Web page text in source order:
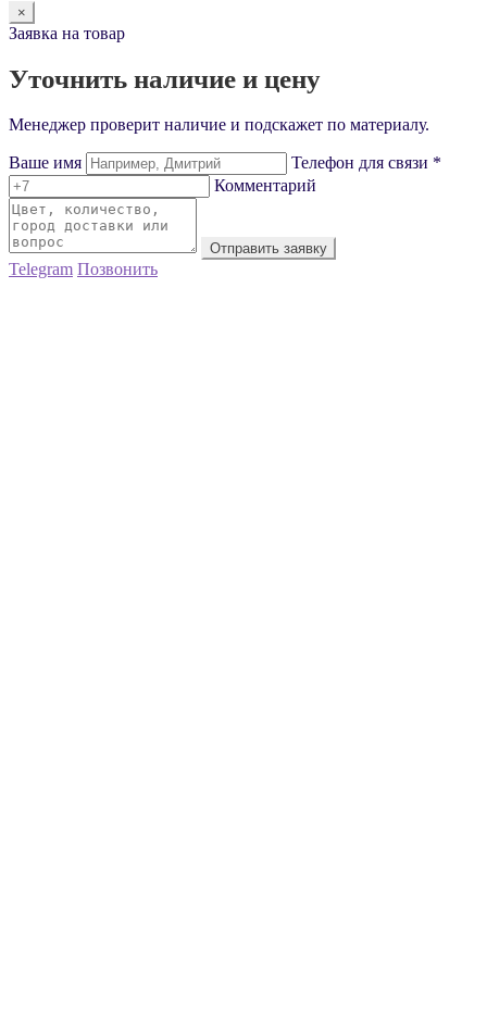
×
Заявка на товар
Уточнить наличие и цену
Менеджер проверит наличие и подскажет по материалу.
Ваше имя
Телефон для связи *
Комментарий
Отправить заявку
Telegram Позвонить